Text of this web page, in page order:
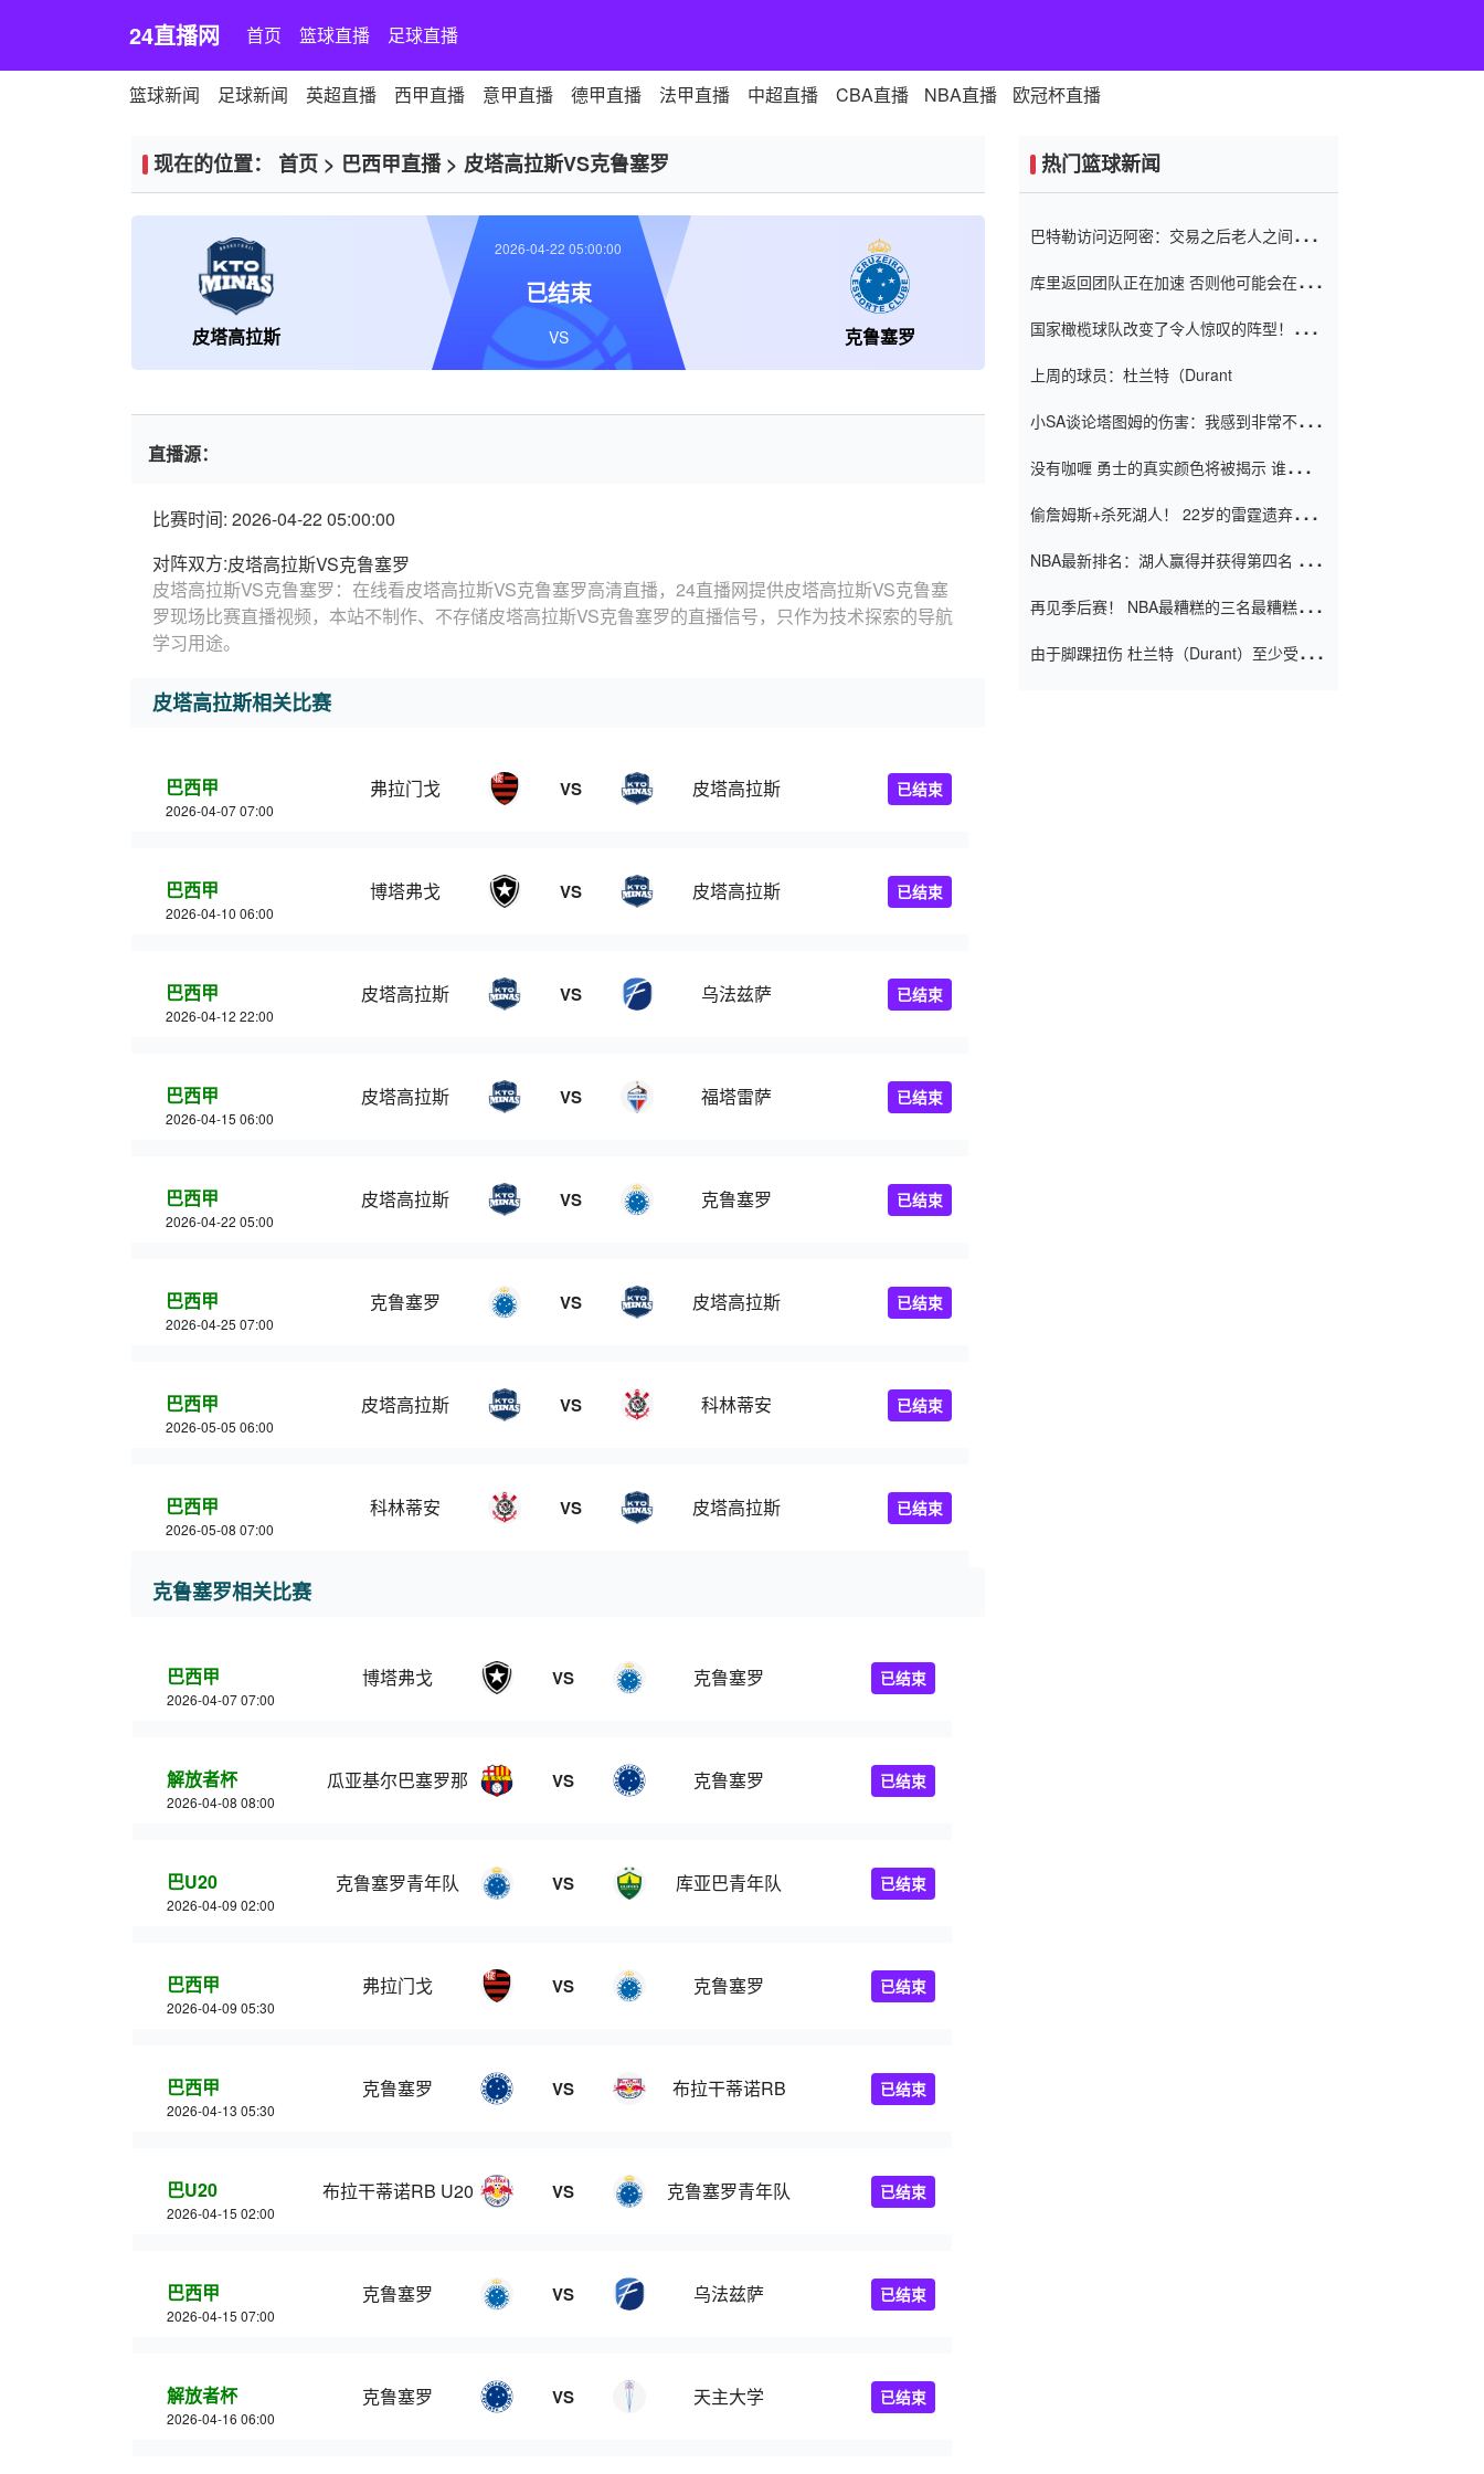
24直播网 首页 篮球直播 足球直播
篮球新闻 足球新闻 英超直播 西甲直播 意甲直播 德甲直播 法甲直播 中超直播 CBA直播 NBA直播 欧冠杯直播
现在的位置： 首页 > 巴西甲直播> 皮塔高拉斯VS克鲁塞罗
皮塔高拉斯 克鲁塞罗
2026-04-22 05:00:00
已结束
VS
直播源：
比赛时间: 2026-04-22 05:00:00
对阵双方:皮塔高拉斯VS克鲁塞罗
皮塔高拉斯VS克鲁塞罗：在线看皮塔高拉斯VS克鲁塞罗高清直播，24直播网提供皮塔高拉斯VS克鲁塞
罗现场比赛直播视频，本站不制作、不存储皮塔高拉斯VS克鲁塞罗的直播信号，只作为技术探索的导航
学习用途。
皮塔高拉斯相关比赛
巴西甲
2026-04-07 07:00
弗拉门戈 VS 皮塔高拉斯 已结束
巴西甲
2026-04-10 06:00
博塔弗戈 VS 皮塔高拉斯 已结束
巴西甲
2026-04-12 22:00
皮塔高拉斯 VS 乌法兹萨 已结束
巴西甲
2026-04-15 06:00
皮塔高拉斯 VS 福塔雷萨 已结束
巴西甲
2026-04-22 05:00
皮塔高拉斯 VS 克鲁塞罗 已结束
巴西甲
2026-04-25 07:00
克鲁塞罗 VS 皮塔高拉斯 已结束
巴西甲
2026-05-05 06:00
皮塔高拉斯 VS 科林蒂安 已结束
巴西甲
2026-05-08 07:00
科林蒂安 VS 皮塔高拉斯 已结束
克鲁塞罗相关比赛
巴西甲
2026-04-07 07:00
博塔弗戈 VS 克鲁塞罗 已结束
解放者杯
2026-04-08 08:00
瓜亚基尔巴塞罗那 VS 克鲁塞罗 已结束
巴U20
2026-04-09 02:00
克鲁塞罗青年队 VS 库亚巴青年队 已结束
巴西甲
2026-04-09 05:30
弗拉门戈 VS 克鲁塞罗 已结束
巴西甲
2026-04-13 05:30
克鲁塞罗 VS 布拉干蒂诺RB 已结束
巴U20
2026-04-15 02:00
布拉干蒂诺RB U20 VS 克鲁塞罗青年队 已结束
巴西甲
2026-04-15 07:00
克鲁塞罗 VS 乌法兹萨 已结束
解放者杯
2026-04-16 06:00
克鲁塞罗 VS 天主大学 已结束
热门篮球新闻
巴特勒访问迈阿密：交易之后老人之间的第
库里返回团队正在加速 否则他可能会在下
起了人们的关注
国家橄榄球队改变了令人惊叹的阵型！伊万
上周的球员：杜兰特（Durant
小SA谈论塔图姆的伤害：我感到非常不舒
没有咖喱 勇士的真实颜色将被揭示 谁注意
偷詹姆斯+杀死湖人！ 22岁的雷霆遗弃儿子
亿元人民币的合同
NBA最新排名：湖人赢得并获得第四名 小
再见季后赛！ NBA最糟糕的三名最糟糕的
由于脚踝扭伤 杜兰特（Durant）至少受伤